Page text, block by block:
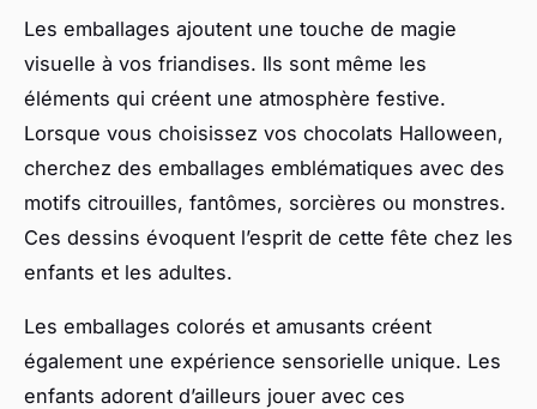
Les emballages ajoutent une touche de magie
visuelle à vos friandises. Ils sont même les
éléments qui créent une atmosphère festive.
Lorsque vous choisissez vos chocolats Halloween,
cherchez des emballages emblématiques avec des
motifs citrouilles, fantômes, sorcières ou monstres.
Ces dessins évoquent l’esprit de cette fête chez les
enfants et les adultes.
Les emballages colorés et amusants créent
également une expérience sensorielle unique. Les
enfants adorent d’ailleurs jouer avec ces